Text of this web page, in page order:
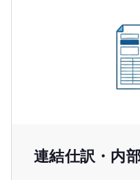
連結仕訳・内